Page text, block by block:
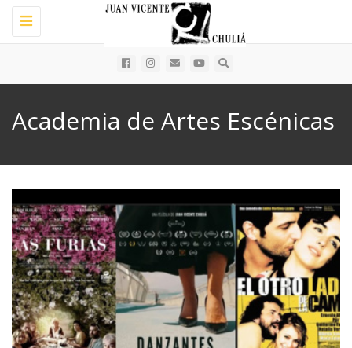
Toggle
navigation
Academia de Artes Escénicas